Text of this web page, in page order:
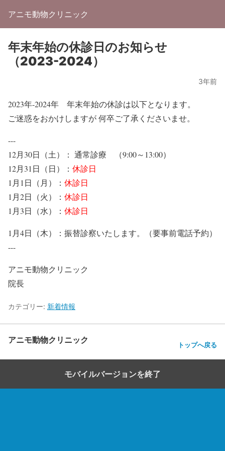
アニモ動物クリニック
年末年始の休診日のお知らせ
（2023-2024）
3年前
2023年-2024年 年末年始の休診は以下となります。
ご迷惑をおかけしますが 何卒ご了承くださいませ。
---
12月30日（土）： 通常診療 （9:00～13:00）
12月31日（日）： 休診日
1月1日（月）： 休診日
1月2日（火）： 休診日
1月3日（水）： 休診日
1月4日（木）：振替診察いたします。（要事前電話予約）
---
アニモ動物クリニック
院長
カテゴリー: 新着情報
アニモ動物クリニック トップへ戻る
モバイルバージョンを終了